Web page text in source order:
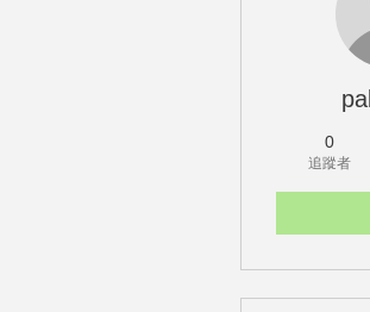
0
追蹤者